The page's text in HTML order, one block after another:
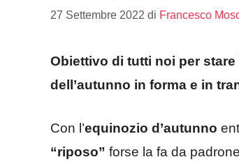
27 Settembre 2022 di Francesco
Obiettivo di tutti noi per stare
dell’autunno in forma e in
Con l’equinozio d’autunno
“riposo” forse la fa da